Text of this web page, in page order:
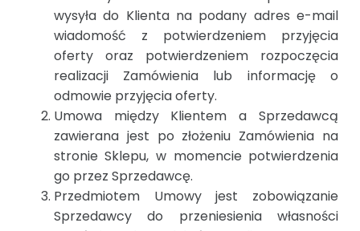
wysyła do Klienta na podany adres e-mail
wiadomość z potwierdzeniem przyjęcia
oferty oraz potwierdzeniem rozpoczęcia
realizacji Zamówienia lub informację o
odmowie przyjęcia oferty.
Umowa między Klientem a Sprzedawcą
zawierana jest po złożeniu Zamówienia na
stronie Sklepu, w momencie potwierdzenia
go przez Sprzedawcę.
Przedmiotem Umowy jest zobowiązanie
Sprzedawcy do przeniesienia własności